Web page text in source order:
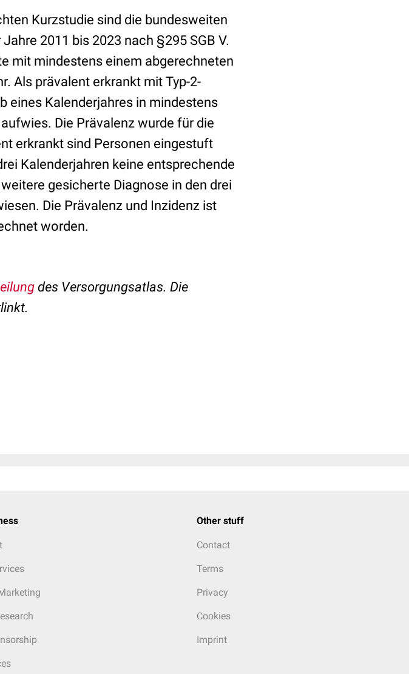
Kurzstudie sind die bundesweiten
2011 bis 2023 nach §295 SGB V.
mit mindestens einem abgerechneten
Als prävalent erkrankt mit Typ-2-
eines Kalenderjahres in mindestens
Die Prävalenz wurde für die
erkrankt sind Personen eingestuft
Kalenderjahren keine entsprechende
gesicherte Diagnose in den drei
Die Prävalenz und Inzidenz ist
worden.
des Versorgungsatlas. Die
Other stuff
Contact
Terms
Privacy
Cookies
Imprint